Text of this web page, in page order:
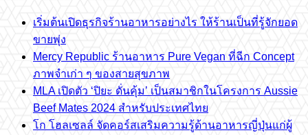
เริ่มต้นเปิดธุรกิจร้านอาหารอย่างไร ให้ร้านเป็นที่รู้จักยอด
ขายพุ่ง
Mercy Republic ร้านอาหาร Pure Vegan ที่ฉีก Concept
ภาพจำเก่า ๆ ของสายสุขภาพ
MLA เปิดตัว ‘ปิยะ ดั่นคุ้ม’ เป็นสมาชิกในโครงการ Aussie
Beef Mates 2024 สำหรับประเทศไทย
โก โฮลเซลล์ จัดคอร์สเสริมความรู้ด้านอาหารญี่ปุ่นแก่ผู้